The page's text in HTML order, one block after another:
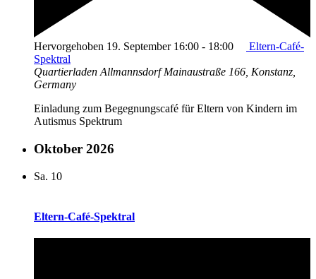
Hervorgehoben 19. September 16:00 - 18:00
Eltern-Café-
Spektral
Quartierladen AllmannsdorfMainaustraße 166, Konstanz,
Germany
Einladung zum Begegnungscafé für Eltern von Kindern im
Autismus Spektrum
Oktober 2026
Sa. 10
Eltern-Café-Spektral